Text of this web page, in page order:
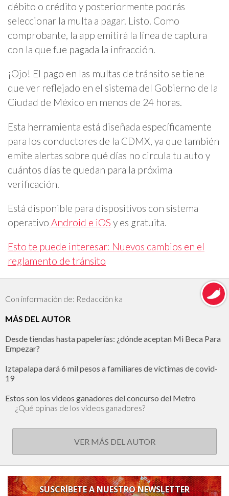
débito o crédito y posteriormente podrás
seleccionar la multa a pagar. Listo. Como
comprobante, la app emitirá la línea de captura
con la que fue pagada la infracción.
¡Ojo! El pago en las multas de tránsito se tiene
que ver reflejado en el sistema del Gobierno de la
Ciudad de México en menos de 24 horas.
Esta herramienta está diseñada específicamente
para los conductores de la CDMX, ya que también
emite alertas sobre qué días no circula tu auto y
cuántos días te quedan para la próxima
verificación.
Está disponible para dispositivos con sistema
operativo Android e iOS y es gratuita.
Esto te puede interesar: Nuevos cambios en el
reglamento de tránsito
Con información de: Redacción ka
MÁS DEL AUTOR
Desde tiendas hasta papelerías: ¿dónde aceptan Mi Beca Para
Empezar?
Iztapalapa dará 6 mil pesos a familiares de víctimas de covid-
19
Estos son los videos ganadores del concurso del Metro
¿Qué opinas de los videos ganadores?
VER MÁS DEL AUTOR
SUSCRÍBETE A NUESTRO NEWSLETTER